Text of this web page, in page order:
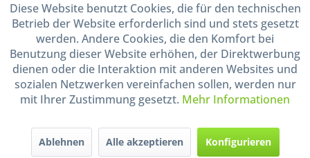
Diese Website benutzt Cookies, die für den technischen
Betrieb der Website erforderlich sind und stets gesetzt
werden. Andere Cookies, die den Komfort bei
Benutzung dieser Website erhöhen, der Direktwerbung
dienen oder die Interaktion mit anderen Websites und
sozialen Netzwerken vereinfachen sollen, werden nur
mit Ihrer Zustimmung gesetzt. Mehr Informationen
Ablehnen Alle akzeptieren Konfigurieren